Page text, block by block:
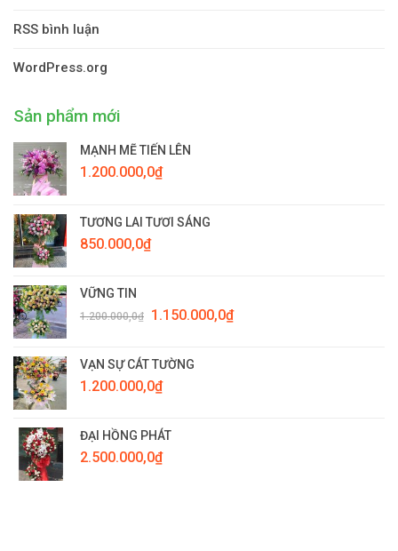
RSS bình luận
WordPress.org
Sản phẩm mới
MẠNH MẼ TIẾN LÊN
1.200.000,0₫
TƯƠNG LAI TƯƠI SÁNG
850.000,0₫
VỮNG TIN
1.200.000,0₫
Giá
1.200.000,0₫.
1.150.000,0₫Giá
VẠN SỰ CÁT TƯỜNG
1.200.000,0₫
ĐẠI HỒNG PHÁT
2.500.000,0₫